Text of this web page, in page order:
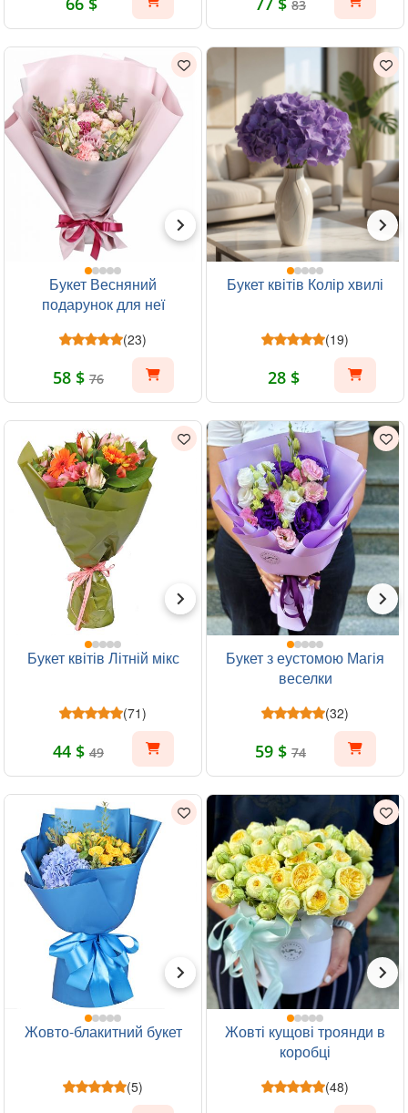
83
Букет Весняний
подарунок для неї
(23)
58 $ 76
Букет квітів Колір хвилі
(19)
28 $
Букет квітів Літній мікс
(71)
44 $ 49
Букет з еустомою Магія
веселки
(32)
59 $ 74
Жовто-блакитний букет
(5)
Жовті кущові троянди в
коробці
(48)